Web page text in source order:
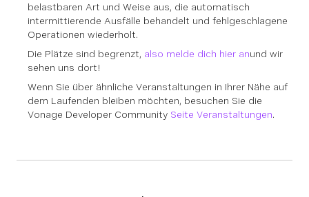
belastbaren Art und Weise aus, die automatisch
intermittierende Ausfälle behandelt und fehlgeschlagene
Operationen wiederholt.
Die Plätze sind begrenzt, also melde dich hier anund wir
sehen uns dort!
Wenn Sie über ähnliche Veranstaltungen in Ihrer Nähe auf
dem Laufenden bleiben möchten, besuchen Sie die
Vonage Developer Community Seite Veranstaltungen.